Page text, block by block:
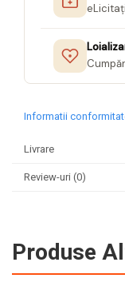
Informatii
Livrare
Review-uri (0)
Produse